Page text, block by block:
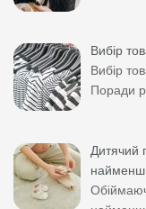
Вибір
Вибір
Поради
Дитячий